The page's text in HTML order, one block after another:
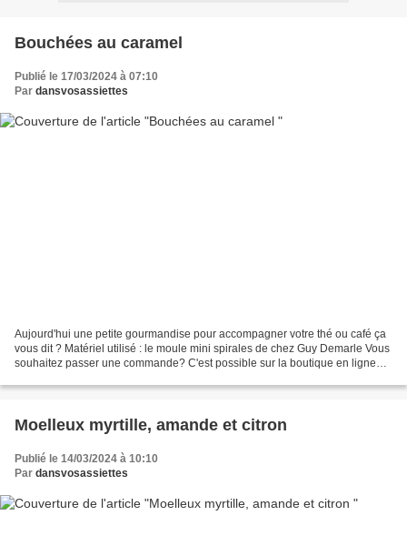
Bouchées au caramel
Publié le 17/03/2024 à 07:10
Par dansvosassiettes
Aujourd'hui une petite gourmandise pour accompagner votre thé ou café ça
vous dit ? Matériel utilisé : le moule mini spirales de chez Guy Demarle Vous
souhaitez passer une commande? C'est possible sur la boutique en ligne
Moelleux myrtille, amande et citron
Publié le 14/03/2024 à 10:10
Par dansvosassiettes